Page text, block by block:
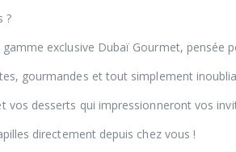
?
exclusive Dubaï Gourmet, pensée
gourmandes et tout simplement
vos desserts qui impressionneront vos
directement depuis chez vous !